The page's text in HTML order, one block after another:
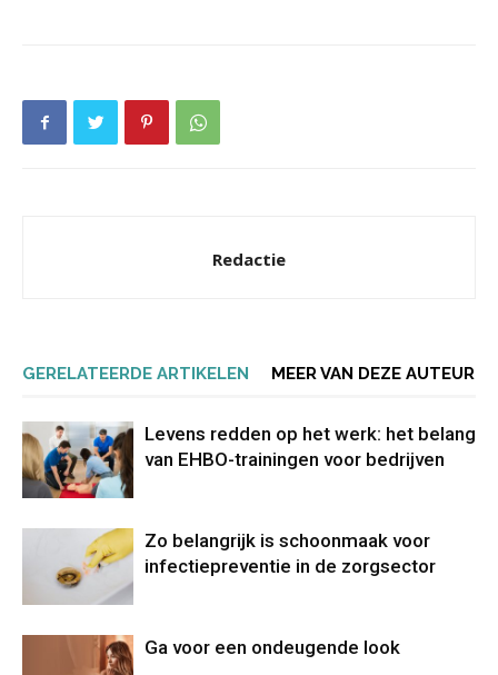
Redactie
GERELATEERDE ARTIKELEN MEER VAN DEZE AUTEUR
Levens redden op het werk: het belang
van EHBO-trainingen voor bedrijven
Zo belangrijk is schoonmaak voor
infectiepreventie in de zorgsector
Ga voor een ondeugende look